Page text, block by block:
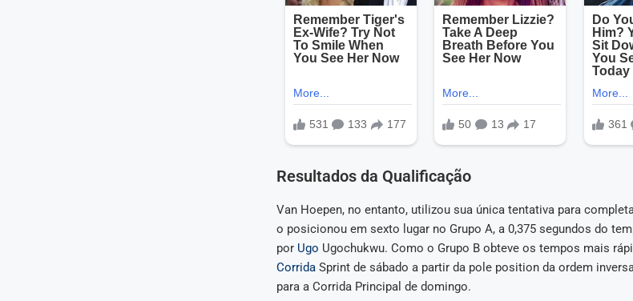
Resultados da Qualificação
Van Hoepen, no entanto, utilizou sua única tentativa para
o posicionou em sexto lugar no Grupo A, a 0,375 segundos do
por Ugo Ugochukwu. Como o Grupo B obteve os tempos mais
CorridaSprint de sábado a partir da pole position da ordem
para a Corrida Principal de domingo.